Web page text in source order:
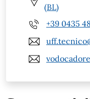
(BL)
+39 0435